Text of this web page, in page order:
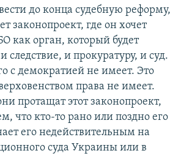
до конца судебную реформу,
законопроект, где он хочет
как орган, который будет
следствие, и прокуратуру, и суд.
с демократией не имеет. Это
права не имеет.
протащат этот законопроект,
что кто-то рано или поздно его
его недействительным на
суда Украины или в